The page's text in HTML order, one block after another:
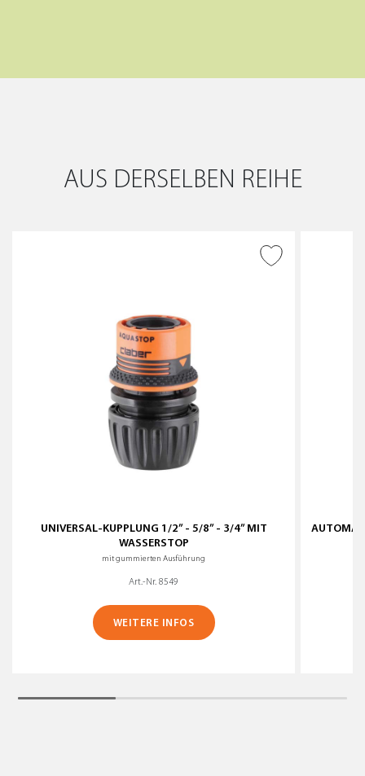
AUS DERSELBEN REIHE
UNIVERSAL-KUPPLUNG 1/2” - 5/8” - 3/4” MIT
WASSERSTOP
mit gummierten Ausführung
Art.-Nr. 8549
WEITERE INFOS